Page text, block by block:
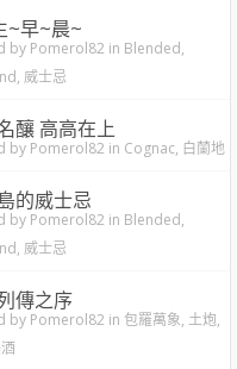
~早~晨~
by Pomerol82 in Blended,
, 威士忌
釀 高高在上
by Pomerol82 in Cognac, 白蘭地
的威士忌
by Pomerol82 in Blended,
, 威士忌
傳之序
by Pomerol82 in 包羅萬象, 土炮,